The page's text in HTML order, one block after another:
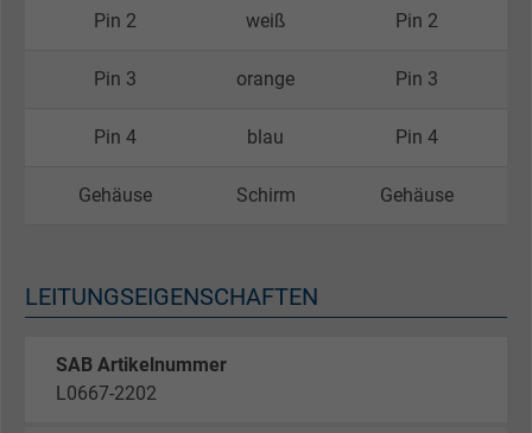
Pin 2 weiß Pin 2
Pin 3 orange Pin 3
Pin 4 blau Pin 4
Gehäuse Schirm Gehäuse
LEITUNGSEIGENSCHAFTEN
SAB Artikelnummer
L0667-2202